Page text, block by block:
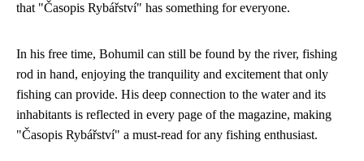
that "Časopis Rybářství" has something for everyone.
In his free time, Bohumil can still be found by the river, fishing
rod in hand, enjoying the tranquility and excitement that only
fishing can provide. His deep connection to the water and its
inhabitants is reflected in every page of the magazine, making
"Časopis Rybářství" a must-read for any fishing enthusiast.